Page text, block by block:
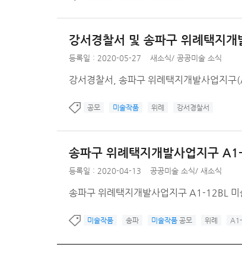
강서경찰서 및 송파구 위례택지
등록일 : 2020-05-27 새소식/ 공공미술 소식
강서경찰서, 송파구 위례택지개발사업지
공모 미술작품 위례 강서경찰서
송파구 위례택지개발사업지구
등록일 : 2020-04-13 공공미술 소식/ 새소식
송파구 위례택지개발사업지구 A1-12BL 미
미술작품 송파 미술작품 공모 위례